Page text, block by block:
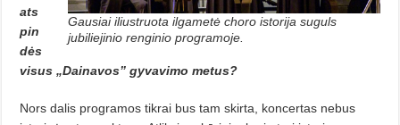
Gausiai iliustruota ilgametė choro istorija suguls
jubiliejinio renginio programoje.
ats
pin
dės
visus „Dainavos” gy­vavimo metus?
Nors dalis programos tikrai bus tam skirta, koncertas nebus